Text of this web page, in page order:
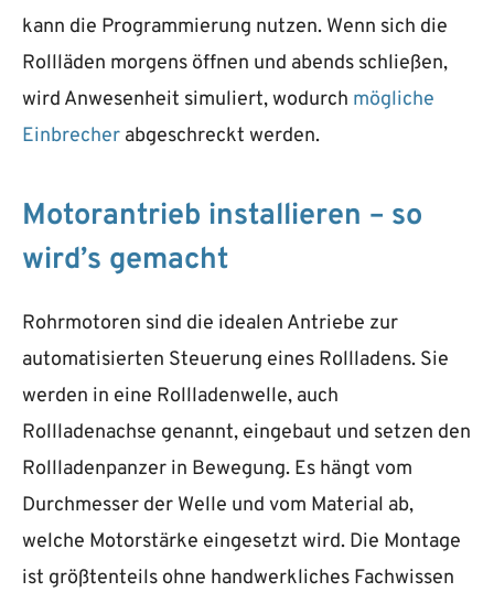
kann die Programmierung nutzen. Wenn sich die
Rollläden morgens öffnen und abends schließen,
wird Anwesenheit simuliert, wodurch mögliche
Einbrecher abgeschreckt werden.
Motorantrieb installieren – so
wird’s gemacht
Rohrmotoren sind die idealen Antriebe zur
automatisierten Steuerung eines Rollladens. Sie
werden in eine Rollladenwelle, auch
Rollladenachse genannt, eingebaut und setzen den
Rollladenpanzer in Bewegung. Es hängt vom
Durchmesser der Welle und vom Material ab,
welche Motorstärke eingesetzt wird. Die Montage
ist größtenteils ohne handwerkliches Fachwissen